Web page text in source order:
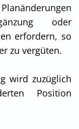
oder
erfordern, so
zu vergüten.
wird zuzüglich
Position